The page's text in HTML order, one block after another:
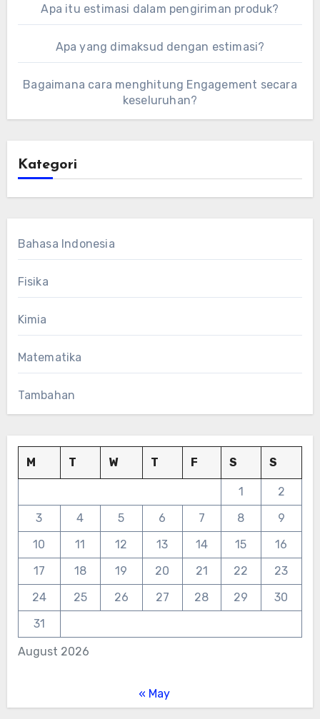
Apa itu estimasi dalam pengiriman produk?
Apa yang dimaksud dengan estimasi?
Bagaimana cara menghitung Engagement secara
keseluruhan?
Kategori
Bahasa Indonesia
Fisika
Kimia
Matematika
Tambahan
August 2026
M T W T F S S
1
2
3
4 5 6 7 8
9
10
11 12 13 14 15
16
17
18 19 20 21 22
23
24
25 26 27 28 29
30
31
« May